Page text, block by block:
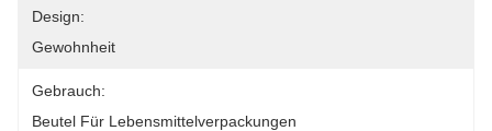
Design:
Gewohnheit
Gebrauch:
Beutel Für Lebensmittelverpackungen